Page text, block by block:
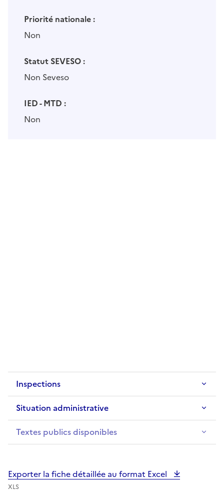
Priorité nationale :
Non
Statut SEVESO :
Non Seveso
IED - MTD :
Non
Inspections
Situation administrative
Textes publics disponibles
Exporter la fiche détaillée au format Excel
XLS